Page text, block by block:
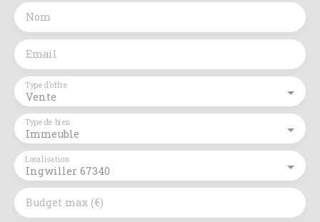
Nom
Email
Vente
Type d'offre
Immeuble
Type de bien
Ingwiller 67340
Localisation
Budget max (€)